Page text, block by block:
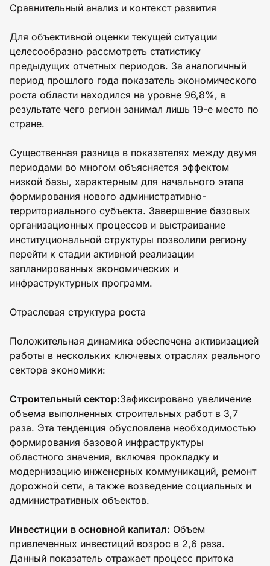
Сравнительный анализ и контекст развития
Для объективной оценки текущей ситуации
целесообразно рассмотреть статистику
предыдущих отчетных периодов. За аналогичный
период прошлого года показатель экономического
роста области находился на уровне 96,8%, в
результате чего регион занимал лишь 19-е место по
стране.
Существенная разница в показателях между двумя
периодами во многом объясняется эффектом
низкой базы, характерным для начального этапа
формирования нового административно-
территориального субъекта. Завершение базовых
организационных процессов и выстраивание
институциональной структуры позволили региону
перейти к стадии активной реализации
запланированных экономических и
инфраструктурных программ.
Отраслевая структура роста
Положительная динамика обеспечена активизацией
работы в нескольких ключевых отраслях реального
сектора экономики:
Строительный сектор:Зафиксировано увеличение
объема выполненных строительных работ в 3,7
раза. Эта тенденция обусловлена необходимостью
формирования базовой инфраструктуры
областного значения, включая прокладку и
модернизацию инженерных коммуникаций, ремонт
дорожной сети, а также возведение социальных и
административных объектов.
Инвестиции в основной капитал: Объем
привлеченных инвестиций возрос в 2,6 раза.
Данный показатель отражает процесс притока